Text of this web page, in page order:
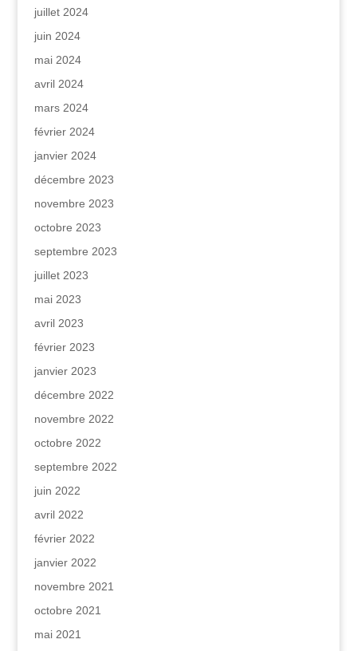
juillet 2024
juin 2024
mai 2024
avril 2024
mars 2024
février 2024
janvier 2024
décembre 2023
novembre 2023
octobre 2023
septembre 2023
juillet 2023
mai 2023
avril 2023
février 2023
janvier 2023
décembre 2022
novembre 2022
octobre 2022
septembre 2022
juin 2022
avril 2022
février 2022
janvier 2022
novembre 2021
octobre 2021
mai 2021